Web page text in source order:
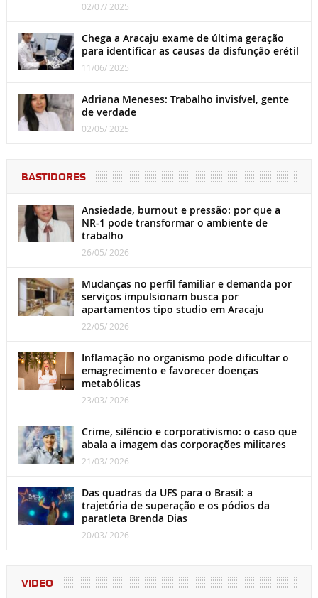
02/07/ 2025
Chega a Aracaju exame de última geração
para identificar as causas da disfunção erétil
11/06/ 2025
Adriana Meneses: Trabalho invisível, gente
de verdade
02/05/ 2025
BASTIDORES
Ansiedade, burnout e pressão: por que a
NR-1 pode transformar o ambiente de
trabalho
26/05/ 2026
Mudanças no perfil familiar e demanda por
serviços impulsionam busca por
apartamentos tipo studio em Aracaju
22/05/ 2026
Inflamação no organismo pode dificultar o
emagrecimento e favorecer doenças
metabólicas
23/03/ 2026
Crime, silêncio e corporativismo: o caso que
abala a imagem das corporações militares
21/03/ 2026
Das quadras da UFS para o Brasil: a
trajetória de superação e os pódios da
paratleta Brenda Dias
20/03/ 2026
VIDEO